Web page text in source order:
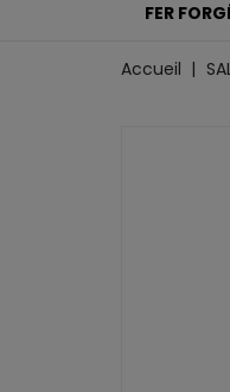
FER
Accueil